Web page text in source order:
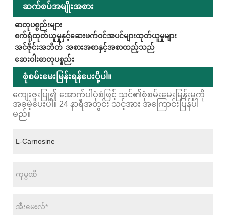
ဆက်စပ်အမျိုးအစား
ဓာတုပစ္စည်းများ
စက်ရုံထုတ်ယူမှုနှင့်ဆေးဖက်ဝင်အပင်များထုတ်ယူမှုများ
အင်ဇိုင်းအဘိတ် အစားအစာနှင့်အစာထည့်သည်
ဆေးဝါးဓာတုပစ္စည်း
စုံစမ်းမေးမြန်းရန်ပေးပို့ပါ။
ကျေးဇူးပြု၍ အောက်ပါပုံစံဖြင့် သင်၏စုံစမ်းမေးမြန်းမှုကို
အခမဲ့ပေးပါ။ 24 နာရီအတွင်း သင့်အား အကြောင်းပြန်ပါ
မည်။